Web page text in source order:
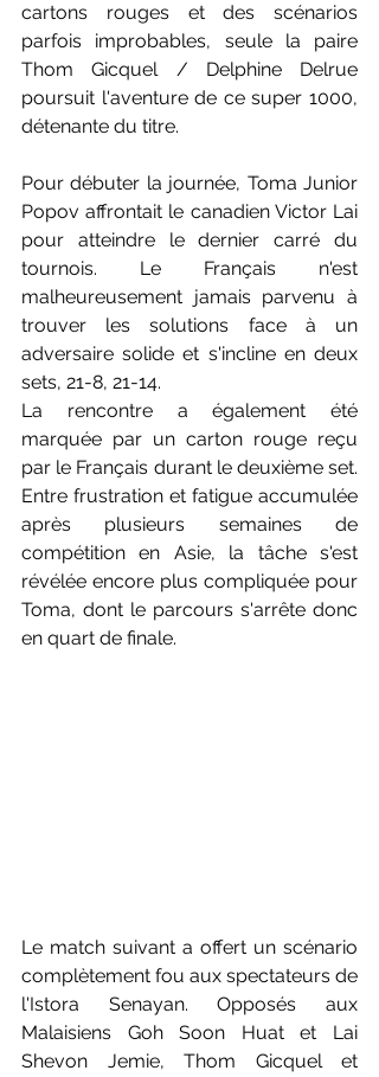
cartons rouges et des scénarios
parfois improbables, seule la paire
Thom Gicquel / Delphine Delrue
poursuit l'aventure de ce super 1000,
détenante du titre.
Pour débuter la journée, Toma Junior
Popov affrontait le canadien Victor Lai
pour atteindre le dernier carré du
tournois. Le Français n'est
malheureusement jamais parvenu à
trouver les solutions face à un
adversaire solide et s'incline en deux
sets, 21-8, 21-14.
La rencontre a également été
marquée par un carton rouge reçu
par le Français durant le deuxième set.
Entre frustration et fatigue accumulée
après plusieurs semaines de
compétition en Asie, la tâche s'est
révélée encore plus compliquée pour
Toma, dont le parcours s'arrête donc
en quart de finale.
Le match suivant a offert un scénario
complètement fou aux spectateurs de
l'Istora Senayan. Opposés aux
Malaisiens Goh Soon Huat et Lai
Shevon Jemie, Thom Gicquel et